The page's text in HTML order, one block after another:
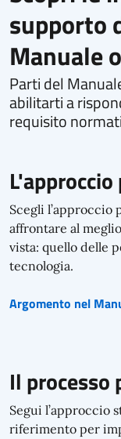
supporto
Manuale
Parti del
abilitarti a
requisito
Scegli
affrontare al
vista: quello delle
tecnologia.
Argomento nel
L'approccio progettuale
Il
Segui l’approccio
riferimento per